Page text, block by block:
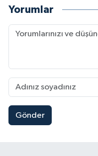
Yorumlar
Gönder